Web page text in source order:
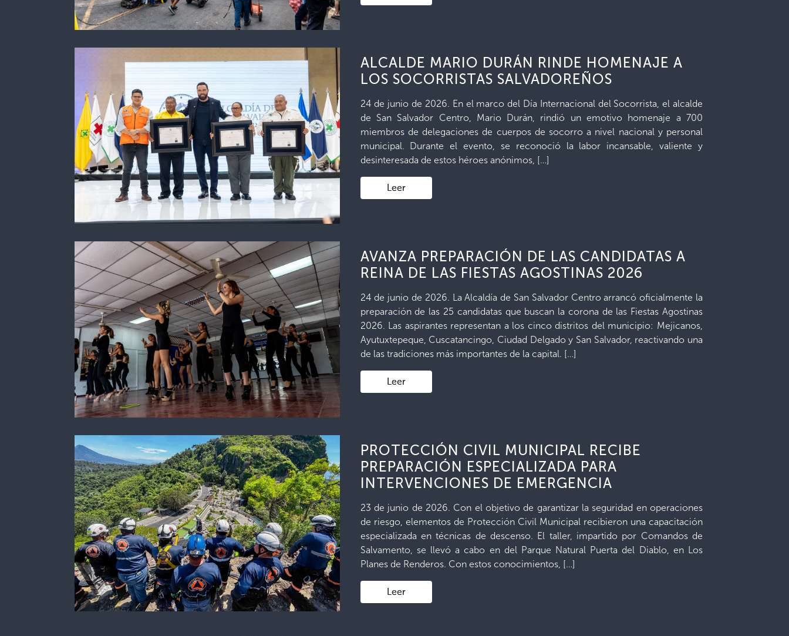
ALCALDE MARIO DURÁN RINDE HOMENAJE A
LOS SOCORRISTAS SALVADOREÑOS
24 de junio de 2026. En el marco del Día Internacional del Socorrista, el alcalde
de San Salvador Centro, Mario Durán, rindió un emotivo homenaje a 700
miembros de delegaciones de cuerpos de socorro a nivel nacional y personal
municipal. Durante el evento, se reconoció la labor incansable, valiente y
desinteresada de estos héroes anónimos, […]
Leer
AVANZA PREPARACIÓN DE LAS CANDIDATAS A
REINA DE LAS FIESTAS AGOSTINAS 2026
24 de junio de 2026. La Alcaldía de San Salvador Centro arrancó oficialmente la
preparación de las 25 candidatas que buscan la corona de las Fiestas Agostinas
2026. Las aspirantes representan a los cinco distritos del municipio: Mejicanos,
Ayutuxtepeque, Cuscatancingo, Ciudad Delgado y San Salvador, reactivando una
de las tradiciones más importantes de la capital. […]
Leer
PROTECCIÓN CIVIL MUNICIPAL RECIBE
PREPARACIÓN ESPECIALIZADA PARA
INTERVENCIONES DE EMERGENCIA
23 de junio de 2026. Con el objetivo de garantizar la seguridad en operaciones
de riesgo, elementos de Protección Civil Municipal recibieron una capacitación
especializada en técnicas de descenso. El taller, impartido por Comandos de
Salvamento, se llevó a cabo en del Parque Natural Puerta del Diablo, en Los
Planes de Renderos. Con estos conocimientos, […]
Leer